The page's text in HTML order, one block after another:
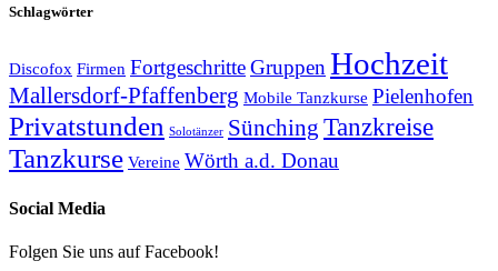
Schlagwörter
Discofox Firmen FortgeschritteGruppenHochzeit
Mallersdorf-Pfaffenberg Mobile Tanzkurse Pielenhofen
Privatstunden Solotänzer Sünching Tanzkreise
Tanzkurse Vereine Wörth a.d. Donau
Social Media
Folgen Sie uns auf Facebook!